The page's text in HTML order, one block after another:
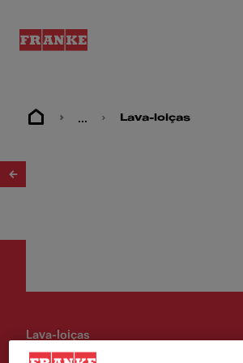
... Lava-loiças
Lava-loiças